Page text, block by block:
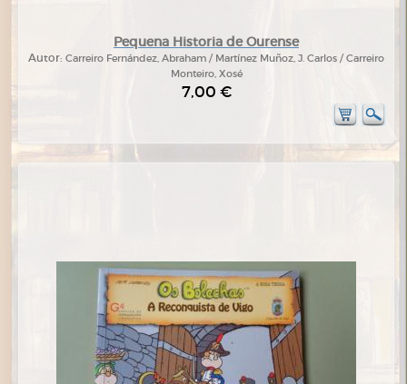
Pequena Historia de Ourense
Autor: Carreiro Fernández, Abraham / Martínez Muñoz, J. Carlos / Carreiro
Monteiro, Xosé
7,00 €